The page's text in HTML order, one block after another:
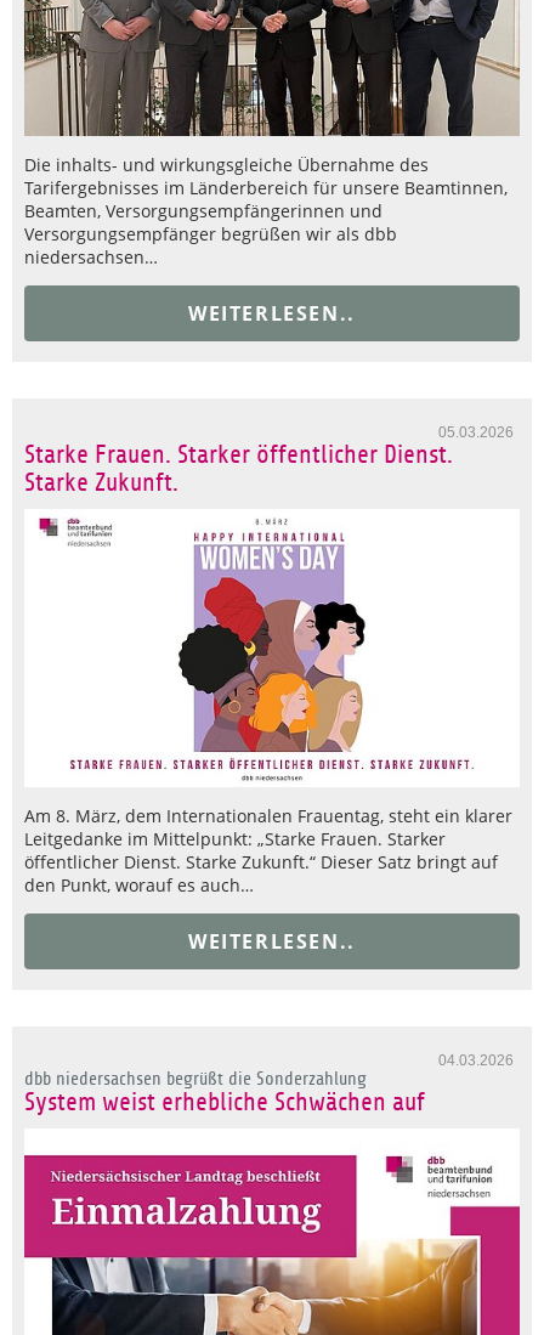
Die inhalts- und wirkungsgleiche Übernahme des
Tarifergebnisses im Länderbereich für unsere Beamtinnen,
Beamten, Versorgungsempfängerinnen und
Versorgungsempfänger begrüßen wir als dbb
niedersachsen…
WEITERLESEN..
05.03.2026
Starke Frauen. Starker öffentlicher Dienst.
Starke Zukunft.
Am 8. März, dem Internationalen Frauentag, steht ein klarer
Leitgedanke im Mittelpunkt: „Starke Frauen. Starker
öffentlicher Dienst. Starke Zukunft.“ Dieser Satz bringt auf
den Punkt, worauf es auch…
WEITERLESEN..
04.03.2026
dbb niedersachsen begrüßt die Sonderzahlung
System weist erhebliche Schwächen auf